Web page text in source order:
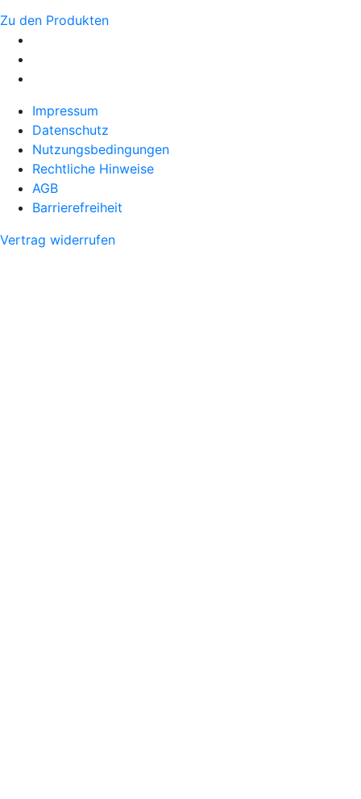
Zu den Produkten
Impressum
Datenschutz
Nutzungsbedingungen
Rechtliche Hinweise
AGB
Barrierefreiheit
Vertrag widerrufen